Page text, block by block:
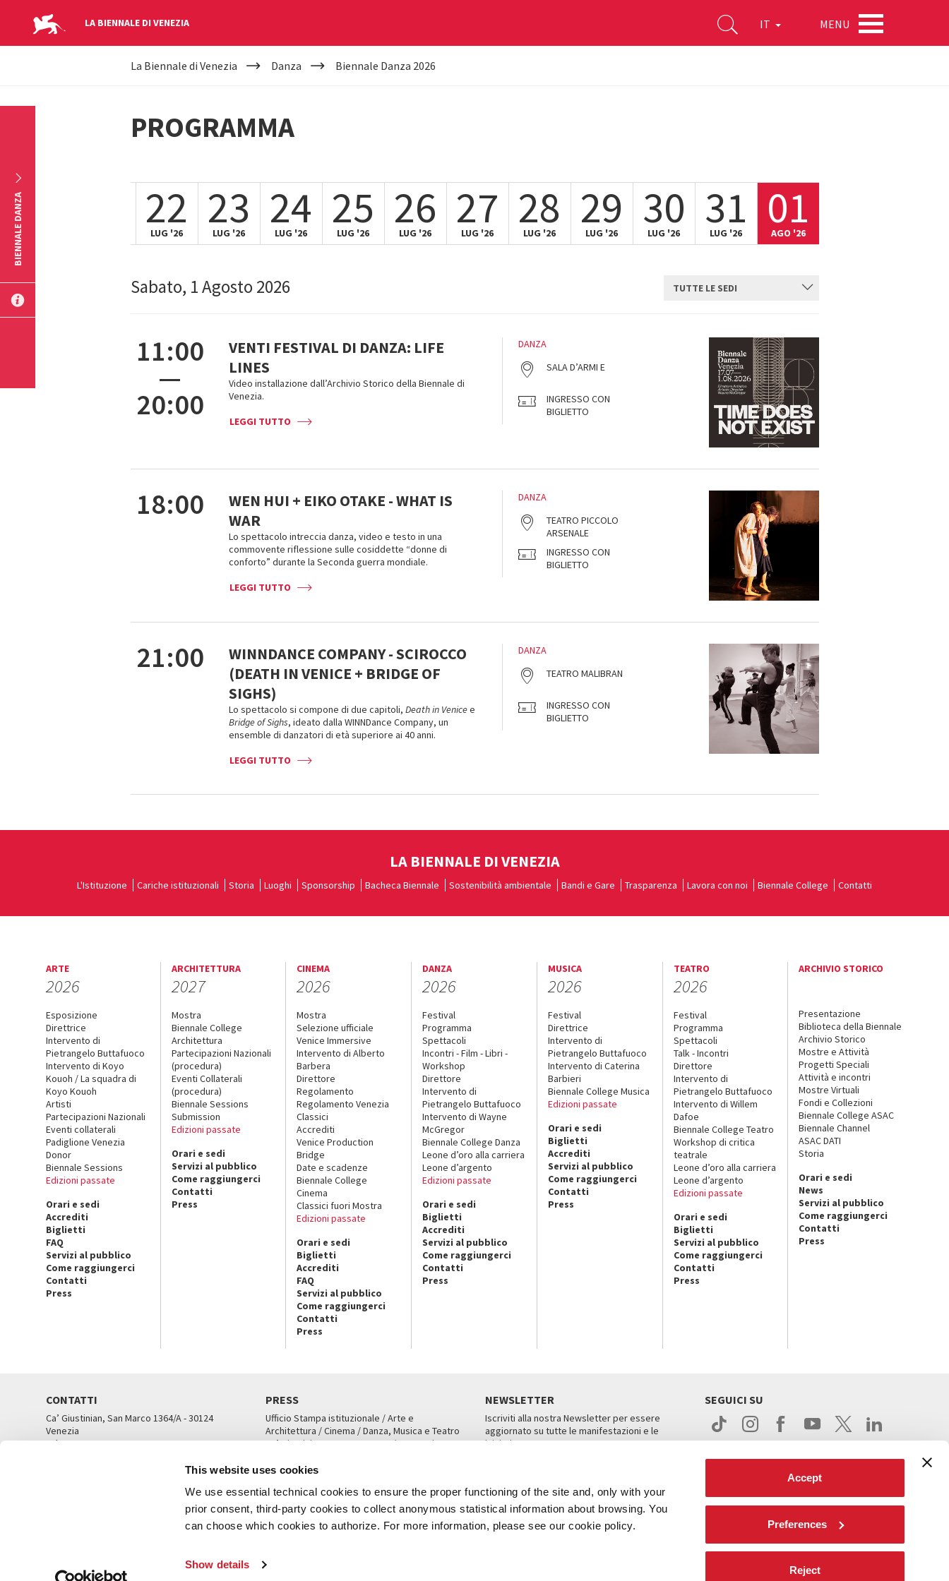
This website uses cookies
We use essential technical cookies to ensure the proper functioning of the site and, only with your
prior consent, third-party cookies to collect anonymous statistical information about browsing. You
can choose which cookies to authorize. For more information, please see our cookie policy.
Show details
Accept
Preferences
Reject
LA BIENNALE DI VENEZIA IT MENU
YOUR
HERE
La Biennale di Venezia Danza Biennale Danza 2026
PROGRAMMA
22
LUG '26 23
LUG '26 24
LUG '26 25
LUG '26 26
LUG '26 27
LUG '26 28
LUG '26 29
LUG '26 30
LUG '26 31
LUG '26 01
AGO '26
Sabato, 1 Agosto 2026
TUTTE LE SEDI
INVIA
11:00
—
20:00
VENTI FESTIVAL DI DANZA: LIFE
LINES
Video installazione dall’Archivio Storico della Biennale di
Venezia.
LEGGI TUTTO
DANZA
SALA D’ARMI E
INGRESSO CON
BIGLIETTO
18:00
WEN HUI + EIKO OTAKE - WHAT IS
WAR
Lo spettacolo intreccia danza, video e testo in una
commovente riflessione sulle cosiddette “donne di
conforto” durante la Seconda guerra mondiale.
LEGGI TUTTO
DANZA
TEATRO PICCOLO
ARSENALE
INGRESSO CON
BIGLIETTO
21:00
WINNDANCE COMPANY - SCIROCCO
(DEATH IN VENICE + BRIDGE OF
SIGHS)
Lo spettacolo si compone di due capitoli, Death in Venicee
Bridge of Sighs, ideato dalla WINNDance Company, un
ensemble di danzatori di età superiore ai 40 anni.
LEGGI TUTTO
DANZA
TEATRO MALIBRAN
INGRESSO CON
BIGLIETTO
BIENNALE DANZA
LA BIENNALE DI VENEZIA
L'Istituzione Cariche istituzionali Storia Luoghi Sponsorship Bacheca Biennale Sostenibilità ambientale Bandi e Gare Trasparenza Lavora con noi Biennale College Contatti
ARTE
2026
Esposizione
Direttrice
Intervento di
Pietrangelo Buttafuoco
Intervento di Koyo
Kouoh / La squadra di
Koyo Kouoh
Artisti
Partecipazioni Nazionali
Eventi collaterali
Padiglione Venezia
Donor
Biennale Sessions
Edizioni passate
Orari e sedi
Accrediti
Biglietti
FAQ
Servizi al pubblico
Come raggiungerci
Contatti
Press
ARCHITETTURA
2027
Mostra
Biennale College
Architettura
Partecipazioni Nazionali
(procedura)
Eventi Collaterali
(procedura)
Biennale Sessions
Submission
Edizioni passate
Orari e sedi
Servizi al pubblico
Come raggiungerci
Contatti
Press
CINEMA
2026
Mostra
Selezione ufficiale
Venice Immersive
Intervento di Alberto
Barbera
Direttore
Regolamento
Regolamento Venezia
Classici
Accrediti
Venice Production
Bridge
Date e scadenze
Biennale College
Cinema
Classici fuori Mostra
Edizioni passate
Orari e sedi
Biglietti
Accrediti
FAQ
Servizi al pubblico
Come raggiungerci
Contatti
Press
DANZA
2026
Festival
Programma
Spettacoli
Incontri - Film - Libri -
Workshop
Direttore
Intervento di
Pietrangelo Buttafuoco
Intervento di Wayne
McGregor
Biennale College Danza
Leone d’oro alla carriera
Leone d’argento
Edizioni passate
Orari e sedi
Biglietti
Accrediti
Servizi al pubblico
Come raggiungerci
Contatti
Press
MUSICA
2026
Festival
Direttrice
Intervento di
Pietrangelo Buttafuoco
Intervento di Caterina
Barbieri
Biennale College Musica
Edizioni passate
Orari e sedi
Biglietti
Accrediti
Servizi al pubblico
Come raggiungerci
Contatti
Press
TEATRO
2026
Festival
Programma
Spettacoli
Talk - Incontri
Direttore
Intervento di
Pietrangelo Buttafuoco
Intervento di Willem
Dafoe
Biennale College Teatro
Workshop di critica
teatrale
Leone d’oro alla carriera
Leone d’argento
Edizioni passate
Orari e sedi
Biglietti
Servizi al pubblico
Come raggiungerci
Contatti
Press
ARCHIVIO STORICO
Presentazione
Biblioteca della Biennale
Archivio Storico
Mostre e Attività
Progetti Speciali
Attività e incontri
Mostre Virtuali
Fondi e Collezioni
Biennale College ASAC
Biennale Channel
ASAC DATI
Storia
Orari e sedi
News
Servizi al pubblico
Come raggiungerci
Contatti
Press
CONTATTI
Ca’ Giustinian, San Marco 1364/A - 30124
Venezia
Tel. 041 5218711
PRESS
Ufficio Stampa istituzionale / Arte e
Architettura / Cinema / Danza, Musica e Teatro
Ca’ Giustinian, San Marco 1364/A, Venezia
UFFICI STAMPA
NEWSLETTER
Iscriviti alla nostra Newsletter per essere
aggiornato su tutte le manifestazioni e le
iniziative.
SEGUICI SU